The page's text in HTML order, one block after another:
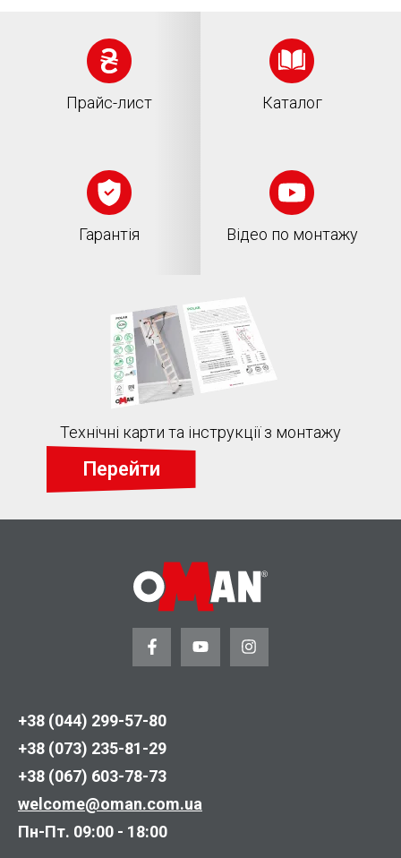
Прайс-лист Каталог
Гарантія Відео по монтажу
Технічні карти та інструкції з монтажу
Перейти
+38 (044) 299-57-80
+38 (073) 235-81-29
+38 (067) 603-78-73
welcome@oman.com.ua
Пн-Пт. 09:00 - 18:00